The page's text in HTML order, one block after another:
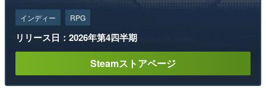
インディー RPG
リリース日：2026年第4四半期
Steamストアページ